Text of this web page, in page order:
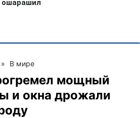
» В мире
мощный
и окна дрожали